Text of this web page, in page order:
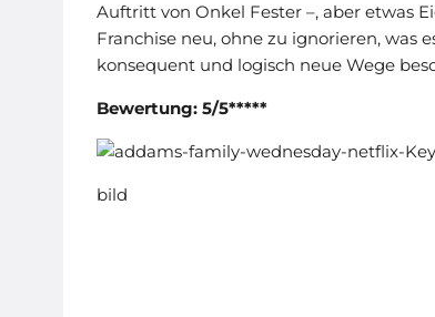
Auftritt von Onkel Fester –, aber etwas
Franchise neu, ohne zu ignorieren, was
konsequent und logisch neue Wege
Bewertung: 5/5*****
bild